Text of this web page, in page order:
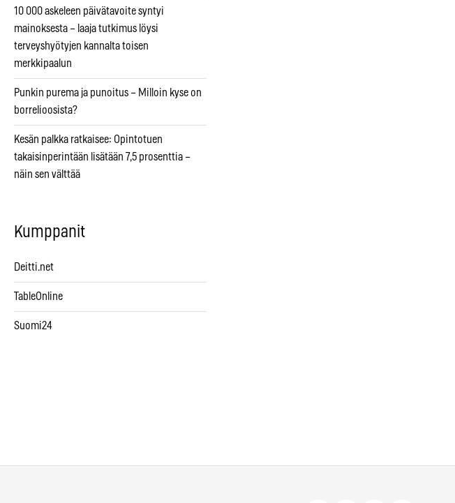
10 000 askeleen päivätavoite syntyi
mainoksesta – laaja tutkimus löysi
terveyshyötyjen kannalta toisen
merkkipaalun
Punkin purema ja punoitus – Milloin kyse on
borrelioosista?
Kesän palkka ratkaisee: Opintotuen
takaisinperintään lisätään 7,5 prosenttia –
näin sen välttää
Kumppanit
Deitti.net
TableOnline
Suomi24